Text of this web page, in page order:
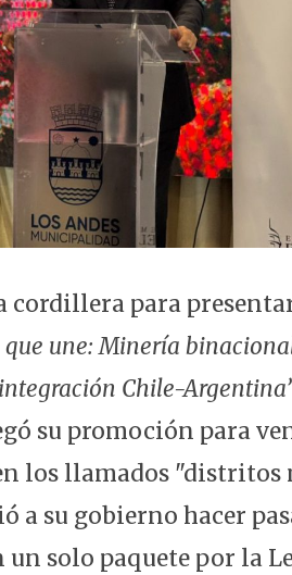
cordillera para
que une: Minería
Chile-
su promoción para
los llamados "distritos
a su gobierno hacer
solo paquete por la